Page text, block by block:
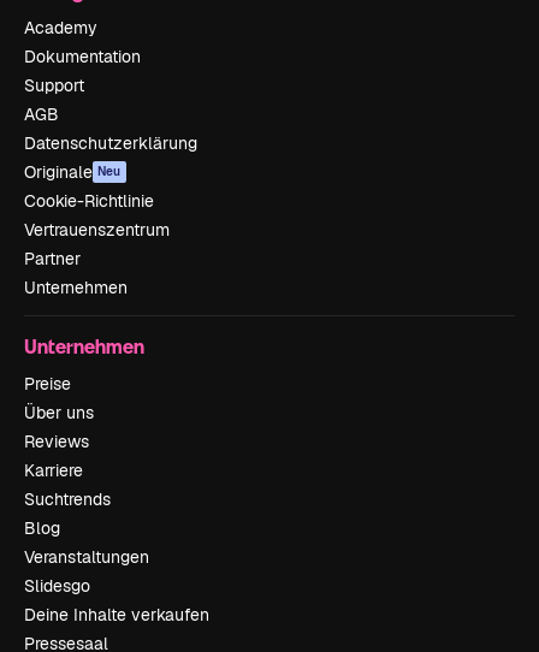
Academy
Dokumentation
Support
AGB
Datenschutzerklärung
Originale Neu
Cookie-Richtlinie
Vertrauenszentrum
Partner
Unternehmen
Unternehmen
Preise
Über uns
Reviews
Karriere
Suchtrends
Blog
Veranstaltungen
Slidesgo
Deine Inhalte verkaufen
Pressesaal